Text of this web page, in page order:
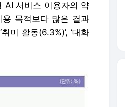
AI 서비스 이용자의 약
용 목적보다 많은 결과
미 활동(6.3%)’, ‘대화